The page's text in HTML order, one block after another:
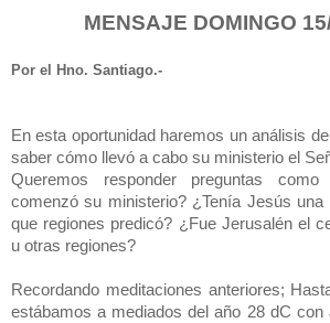
MENSAJE DOMINGO
Por el Hno. Santiago.-
En esta oportunidad haremos un análisis
saber cómo llevó a cabo su ministerio el
Queremos responder preguntas
comenzó su ministerio? ¿Tenía Jesús una
que regiones predicó? ¿Fue Jerusalén el
u otras regiones?
Recordando meditaciones anteriores;
estábamos a mediados del año 28 dC con